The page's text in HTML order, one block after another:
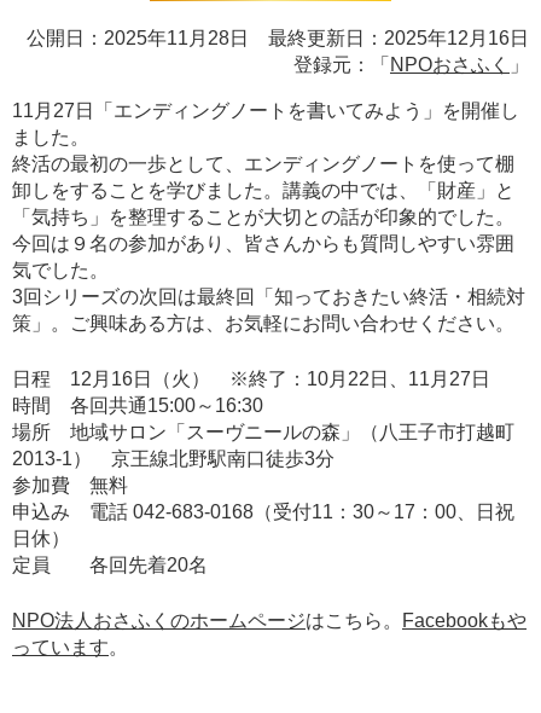
公開日：2025年11月28日 最終更新日：2025年12月16日
登録元：「 NPOおさふく 」
11月27日「エンディングノートを書いてみよう」を開催し
ました。
終活の最初の一歩として、エンディングノートを使って棚
卸しをすることを学びました。講義の中では、「財産」と
「気持ち」を整理することが大切との話が印象的でした。
今回は９名の参加があり、皆さんからも質問しやすい雰囲
気でした。
3回シリーズの次回は最終回「知っておきたい終活・相続対
策」。ご興味ある方は、お気軽にお問い合わせください。
日程 12月16日（火） ※終了：10月22日、11月27日
時間 各回共通15:00～16:30
場所 地域サロン「スーヴニールの森」（八王子市打越町
2013-1） 京王線北野駅南口徒歩3分
参加費 無料
申込み 電話 042-683-0168（受付11：30～17：00、日祝
日休）
定員 各回先着20名
NPO法人おさふくのホームページはこちら。
Facebookもや
っています。